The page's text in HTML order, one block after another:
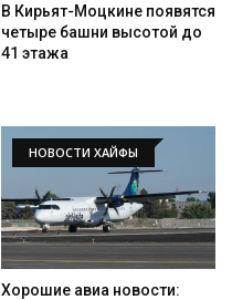
Искать
В Кирьят-Моцкине появятся
четыре башни высотой до
41 этажа
НОВОСТИ ХАЙФЫ
Хорошие авиа новости: